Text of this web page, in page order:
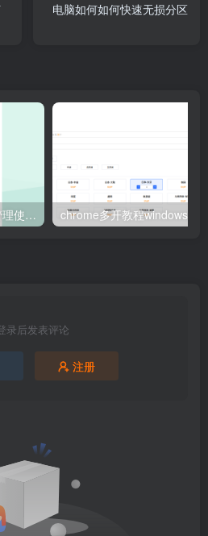
电脑如何如何快速无损分区
3xui安装教程+3xui节点管理使用教程xray+内地加速脚本解决安装失败
录后发表评论
注册